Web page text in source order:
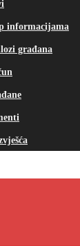
informacijama
građana